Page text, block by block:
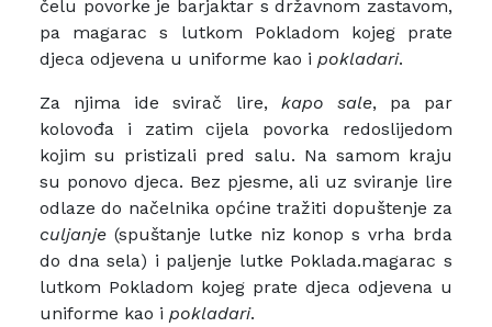
čelu povorke je barjaktar s državnom zastavom,
pa magarac s lutkom Pokladom kojeg prate
djeca odjevena u uniforme kao i pokladari.
Za njima ide svirač lire, kapo sale, pa par
kolovođa i zatim cijela povorka redoslijedom
kojim su pristizali pred salu. Na samom kraju
su ponovo djeca. Bez pjesme, ali uz sviranje lire
odlaze do načelnika općine tražiti dopuštenje za
culjanje (spuštanje lutke niz konop s vrha brda
do dna sela) i paljenje lutke Poklada.magarac s
lutkom Pokladom kojeg prate djeca odjevena u
uniforme kao i pokladari.